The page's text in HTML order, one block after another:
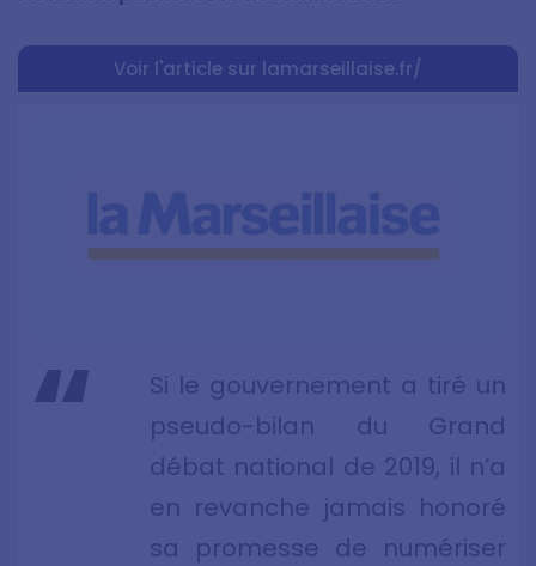
Voir l'article sur lamarseillaise.fr/
Si le gouvernement a tiré un
pseudo-bilan du Grand
débat national de 2019, il n’a
en revanche jamais honoré
sa promesse de numériser